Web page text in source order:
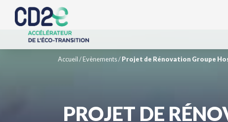
Accueil/Evènements/Projet de Rénovation Groupe
PROJET DE